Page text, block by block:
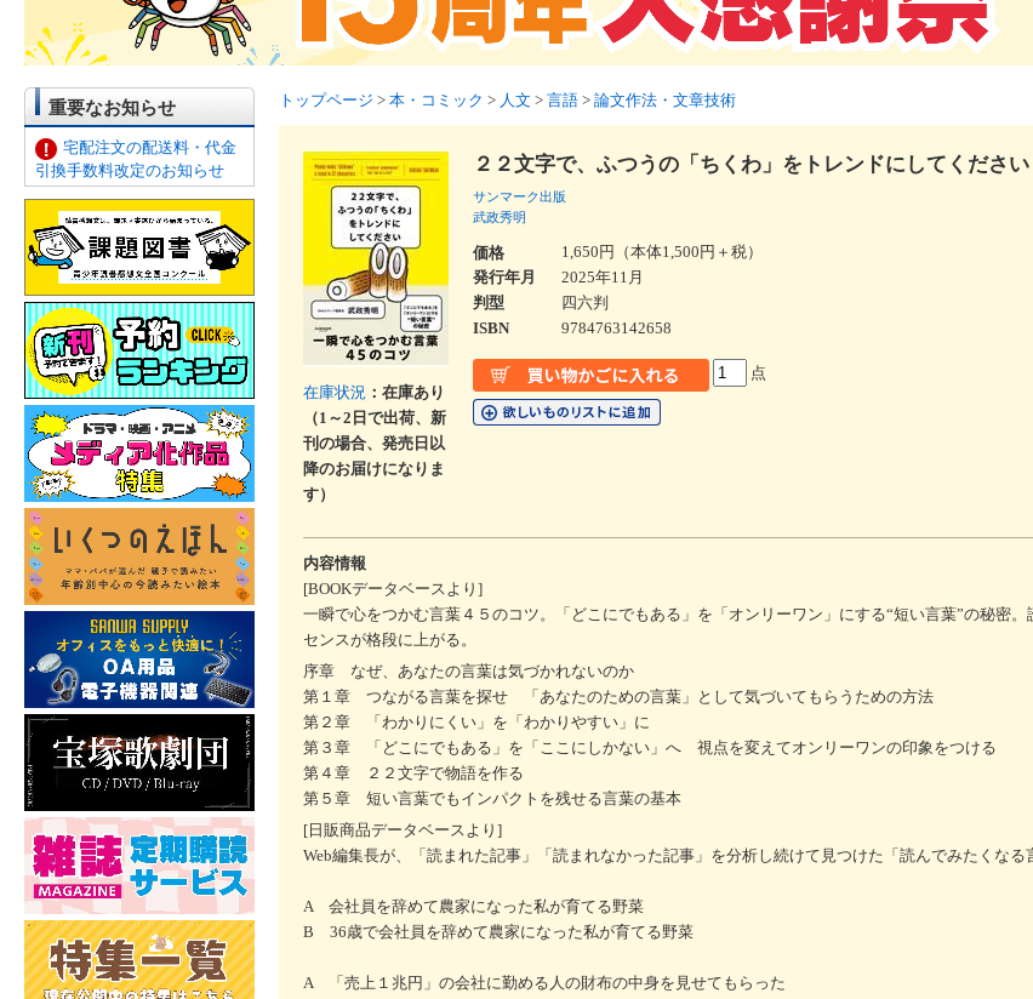
重要なお知らせ
宅配注文の配送料・代金
引換手数料改定のお知らせ
トップページ > 本・コミック > 人文 > 言語 > 論文作法・文章技術
在庫状況 ：在庫あり
（1～2日で出荷、新
刊の場合、発売日以
降のお届けになりま
す）
２２文字で、ふつうの「ちくわ」をトレンドにしてください
サンマーク出版
武政秀明
価格
1,650円（本体1,500円＋税）
発行年月
2025年11月
判型
四六判
ISBN
9784763142658
点
内容情報
[BOOKデータベースより]
一瞬で心をつかむ言葉４５のコツ。「どこにでもある」を「オンリーワン」にする“短い言葉”の秘密
センスが格段に上がる。
序章 なぜ、あなたの言葉は気づかれないのか
第１章 つながる言葉を探せ 「あなたのための言葉」として気づいてもらうための方法
第２章 「わかりにくい」を「わかりやすい」に
第３章 「どこにでもある」を「ここにしかない」へ 視点を変えてオンリーワンの印象をつける
第４章 ２２文字で物語を作る
第５章 短い言葉でもインパクトを残せる言葉の基本
[日販商品データベースより]
Web編集長が、「読まれた記事」「読まれなかった記事」を分析し続けて見つけた「読んでみたくなる
A 会社員を辞めて農家になった私が育てる野菜
B 36歳で会社員を辞めて農家になった私が育てる野菜
A 「売上１兆円」の会社に勤める人の財布の中身を見せてもらった